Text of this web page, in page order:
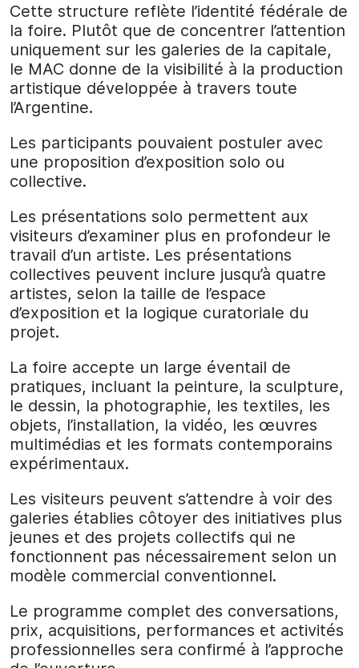
Cette structure reflète l’identité fédérale de
la foire. Plutôt que de concentrer l’attention
uniquement sur les galeries de la capitale,
le MAC donne de la visibilité à la production
artistique développée à travers toute
l’Argentine.
Les participants pouvaient postuler avec
une proposition d’exposition solo ou
collective.
Les présentations solo permettent aux
visiteurs d’examiner plus en profondeur le
travail d’un artiste. Les présentations
collectives peuvent inclure jusqu’à quatre
artistes, selon la taille de l’espace
d’exposition et la logique curatoriale du
projet.
La foire accepte un large éventail de
pratiques, incluant la peinture, la sculpture,
le dessin, la photographie, les textiles, les
objets, l’installation, la vidéo, les œuvres
multimédias et les formats contemporains
expérimentaux.
Les visiteurs peuvent s’attendre à voir des
galeries établies côtoyer des initiatives plus
jeunes et des projets collectifs qui ne
fonctionnent pas nécessairement selon un
modèle commercial conventionnel.
Le programme complet des conversations,
prix, acquisitions, performances et activités
professionnelles sera confirmé à l’approche